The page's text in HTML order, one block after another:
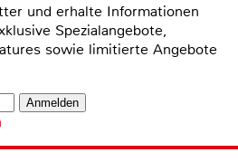
und erhalte Informationen
Spezialangebote,
sowie limitierte Angebote